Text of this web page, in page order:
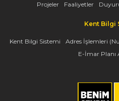
Projeler Faaliyetler
Kent Bilgi
Kent Bilgi Sistemi Adres İşlemleri
E-İmar Planı